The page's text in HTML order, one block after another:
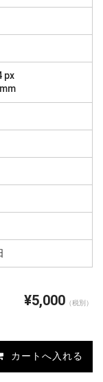
px
¥5,000 （税別）